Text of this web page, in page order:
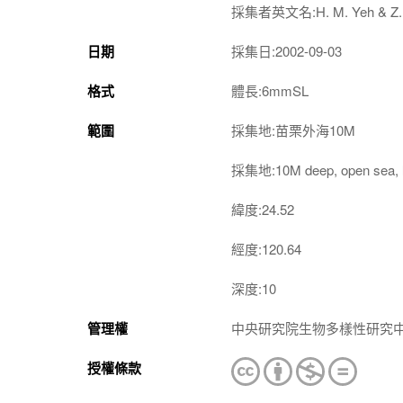
採集者英文名:H. M. Yeh &
日期 採集日:2002-09-03
格式 體長:6mmSL
範圍 採集地:苗栗外海10M
採集地:10M deep, open sea,
緯度:24.52
經度:120.64
深度:10
管理權 中央研究院生物多樣性研究
授權條款